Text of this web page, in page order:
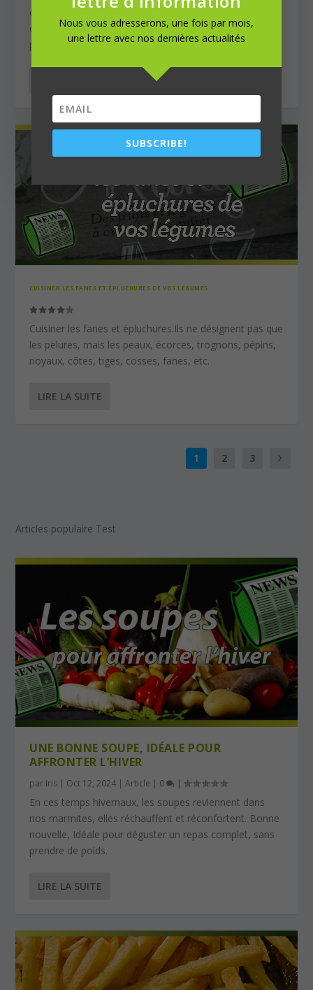
ou en accompagnement, il existe de multiples façons
de cuisiner les cèpes, bolets, morilles, girolles,
pleurotes, coulemelle, rosé-des-prés…
CUISINER LES FANES ET ÉPLUCHURES DE VOS LÉGUMES
Cuisiner les fanes et épluchures.Ils ne désignent pas que
les pelures, mais les peaux, écorces, trognons, pépins,
noyaux, côtes, tiges, cosses, fanes, etc.
LIRE LA SUITE
1 2 3
Articles populaire Test
UNE BONNE SOUPE, IDÉALE POUR
AFFRONTER L’HIVER
par Iris | Oct 12, 2024 |Article | 0 |
En ces temps hivernaux, les soupes reviennent dans
nos marmites, elles réchauffent et réconfortent. Bonne
nouvelle, Idéale pour déguster un repas complet, sans
prendre de poids.
LIRE LA SUITE
Nous vous adresserons, une fois par mois,
une lettre avec nos dernières actualités
SUBSCRIBE!